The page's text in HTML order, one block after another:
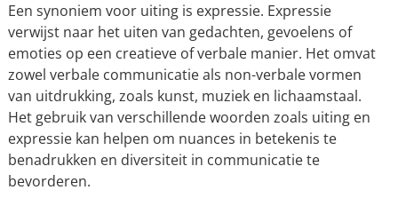
Een synoniem voor uiting is expressie. Expressie
verwijst naar het uiten van gedachten, gevoelens of
emoties op een creatieve of verbale manier. Het omvat
zowel verbale communicatie als non-verbale vormen
van uitdrukking, zoals kunst, muziek en lichaamstaal.
Het gebruik van verschillende woorden zoals uiting en
expressie kan helpen om nuances in betekenis te
benadrukken en diversiteit in communicatie te
bevorderen.